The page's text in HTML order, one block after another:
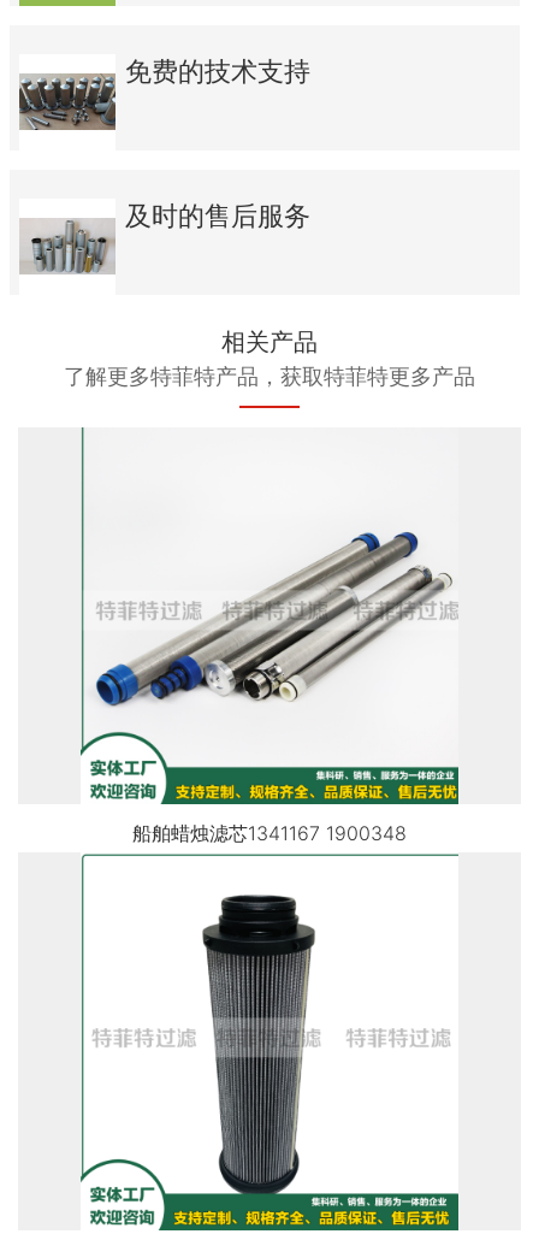
免费的技术支持
及时的售后服务
相关产品
了解更多特菲特产品，获取特菲特更多产品
船舶蜡烛滤芯1341167 1900348